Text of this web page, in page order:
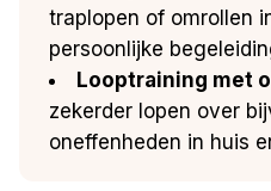
traplopen of omrollen
persoonlijke
Looptraining met
zekerder lopen over
oneffenheden in huis